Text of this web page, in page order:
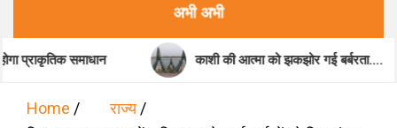
अभी अभी
काशी की आत्मा को झकझोर गई बर्बरता….
Home
राज्य